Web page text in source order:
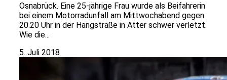
Osnabrück. Eine 25-jährige Frau wurde als Beifahrerin
bei einem Motorradunfall am Mittwochabend gegen
20.20 Uhr in der Hangstraße in Atter schwer verletzt.
Wie die...
5. Juli 2018